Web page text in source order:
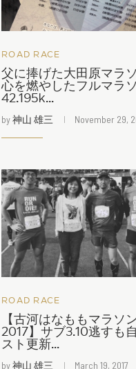
ROAD RACE
父に捧げた大田原マラ
心を燃やしたフルマラ
42.195k...
by神山 雄三 November 29,
ROAD RACE
【古河はなももマラソ
2017】サブ3.10逃すも
スト更新...
by神山 雄三 March 19, 2017